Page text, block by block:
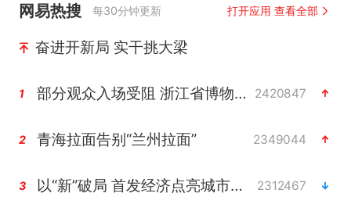
网易热搜 每30分钟更新 打开应用 查看全部
奋进开新局 实干挑大梁
1 部分观众入场受阻 浙江省博物馆致歉 2420847
2 青海拉面告别“兰州拉面” 2349044
3 以“新”破局 首发经济点亮城市消费活力 2312467